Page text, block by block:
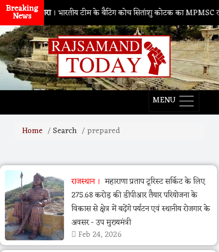
Breaking
Newsनाथद्वारा। भारतीय टीम के बैटिंग कोच सितांशु कोटक का MPMSC
MENU
Home Search prepared
राजस्थान
महाराणा प्रताप टूरिस्ट सर्किट के लिए
275.68 करोड़ की डीपीआर तैयार परियोजना के
विकास से क्षेत्र में बढ़ेंगे पर्यटन एवं स्थानीय रोजगार के
अवसर - उप मुख्यमंत्री
Feb 24, 2026